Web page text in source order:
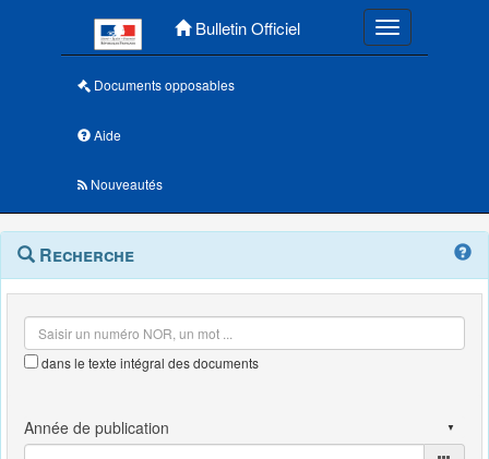
Bulletin Officiel Toggle
Documents opposables
Aide
Nouveautés
Navigation
outils
Menu
contextuel
Recherche
dans le texte intégral des documents